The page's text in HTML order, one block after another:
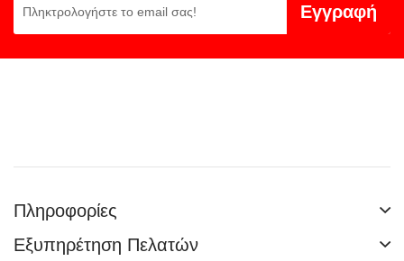
Εγγραφή
Πληροφορίες
Εξυπηρέτηση Πελατών